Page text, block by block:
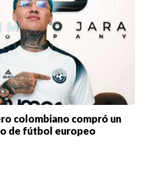
colombiano compró un
de fútbol europeo